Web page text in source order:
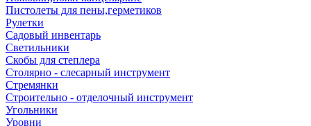
Пистолеты для пены,герметиков
Рулетки
Садовый инвентарь
Светильники
Скобы для степлера
Столярно - слесарный инструмент
Стремянки
Строительно - отделочный инструмент
Угольники
Уровни